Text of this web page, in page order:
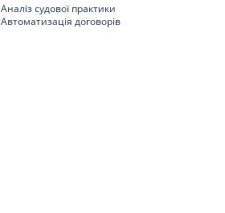
Аналіз судової практики
Автоматизація договорів